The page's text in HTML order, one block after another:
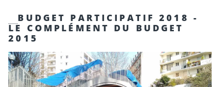
BUDGET PARTICIPATIF 2018 -
LE COMPLÉMENT DU BUDGET
2015